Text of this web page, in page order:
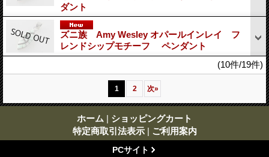
ダント
ズニ族 Amy Wesley オパールインレイ フ
レンドシップモチーフ ペンダント
(10件/19件)
1 2 次»
ホーム | ショッピングカート
特定商取引法表示 | ご利用案内
PCサイト